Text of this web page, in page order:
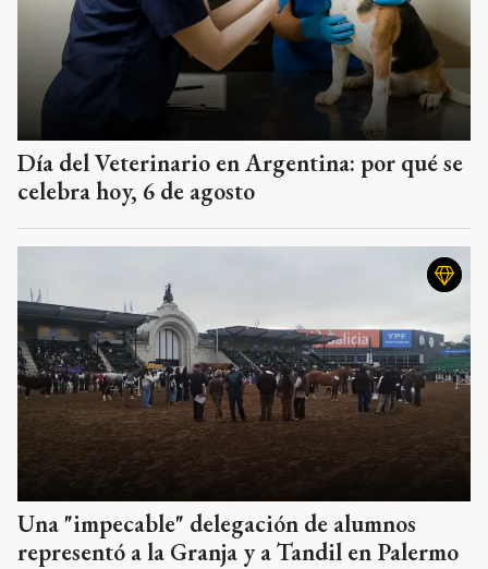
Día del Veterinario en Argentina: por qué se
celebra hoy, 6 de agosto
Una "impecable" delegación de alumnos
representó a la Granja y a Tandil en Palermo